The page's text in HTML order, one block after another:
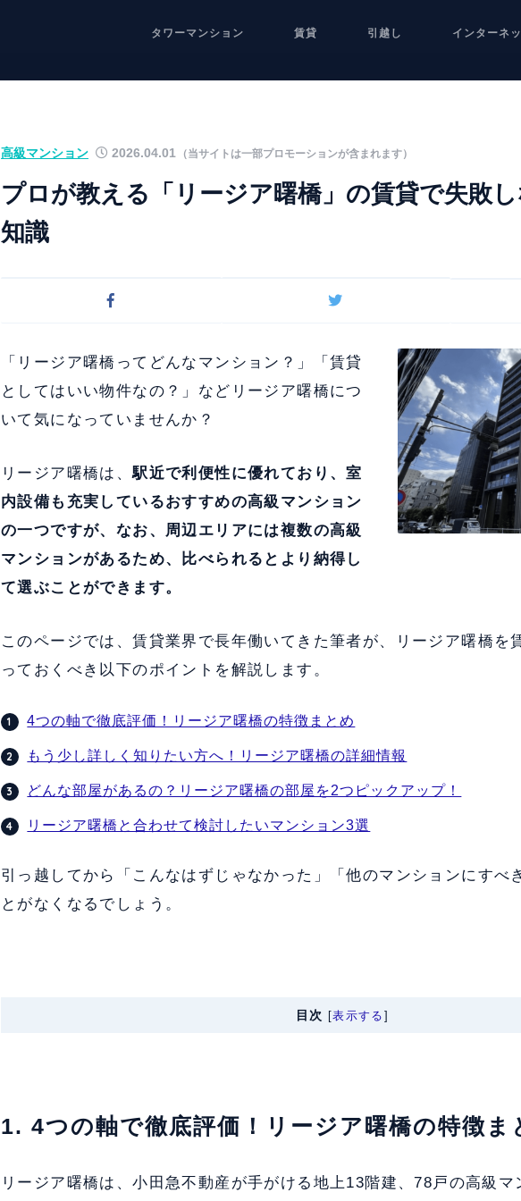
タワーマンション 賃貸 引越し インターネ
（当サイトは一部プロモーションが含まれます）
高級マンション 2026.04.01
プロが教える「リージア曙橋」の賃貸で失敗
知識
「リージア曙橋ってどんなマンション？」「賃貸
としてはいい物件なの？」などリージア曙橋につ
いて気になっていませんか？
リージア曙橋は、駅近で利便性に優れており、室
内設備も充実しているおすすめの高級マンション
の一つですが、 なお、周辺エリアには複数の高級
マンションがあるため、比べられるとより納得し
て選ぶことができます。
このページでは、賃貸業界で長年働いてきた筆者が、リージア曙橋を
っておくべき以下のポイントを解説します。
4つの軸で徹底評価！リージア曙橋の特徴まとめ
もう少し詳しく知りたい方へ！リージア曙橋の詳細情報
どんな部屋があるの？リージア曙橋の部屋を2つピックアップ！
リージア曙橋と合わせて検討したいマンション3選
引っ越してから「こんなはずじゃなかった」「他のマンションにすべ
とがなくなるでしょう。
目次 [表示する
1. 4つの軸で徹底評価！リージア曙橋の特徴ま
リージア曙橋は、小田急不動産が手がける地上13階建、78戸の高級